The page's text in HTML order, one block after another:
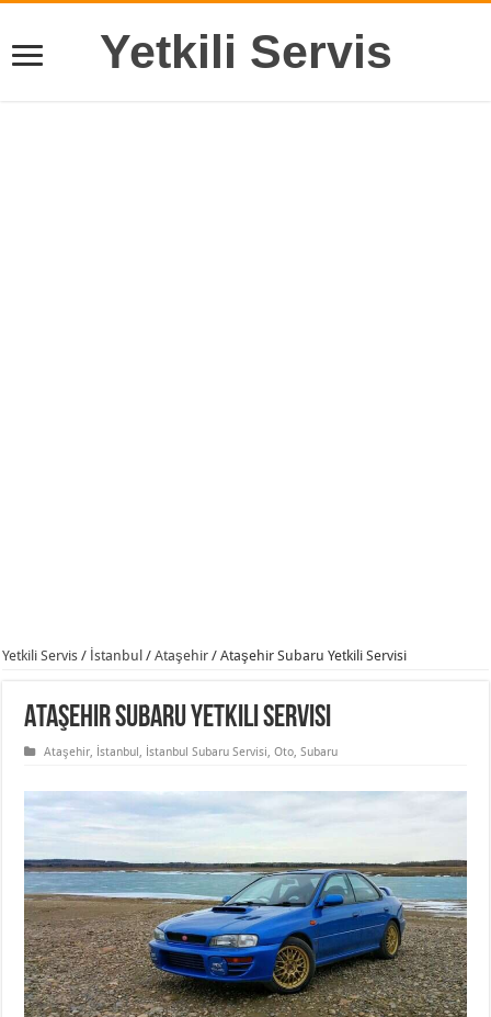
Yetkili Servis
Yetkili Servis / İstanbul / Ataşehir / Ataşehir Subaru Yetkili Servisi
Ataşehir Subaru Yetkili Servisi
Ataşehir, İstanbul, İstanbul Subaru Servisi,Oto,Subaru